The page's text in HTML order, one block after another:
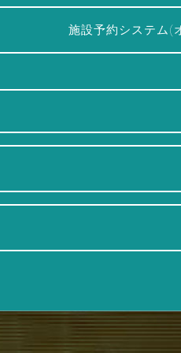
施設予約システム(